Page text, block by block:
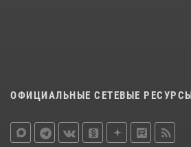
ОФИЦИАЛЬНЫЕ СЕТЕВЫЕ РЕСУРСЫ